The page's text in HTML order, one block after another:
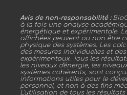
Avis de non-responsabilité :
à la fois une analyse
énergétique et expérimentale.
affichées peuvent ou non être
physique des systèmes. Les
des mesures individuelles et
expérimentaux. Tous les
les niveaux d'énergie, les
systèmes cohérents, sont
informations utiles pour le
personnel, et non à des fins
L'utilisation de tous les résultats